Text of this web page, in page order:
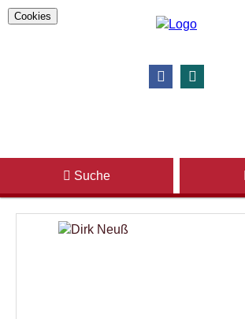
Suche
Cookies